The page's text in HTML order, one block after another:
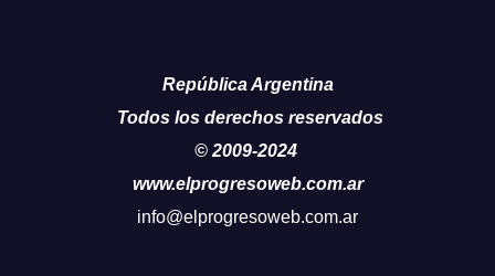
República Argentina
Todos los derechos reservados
© 2009-2024
www.elprogresoweb.com.ar
info@elprogresoweb.com.ar